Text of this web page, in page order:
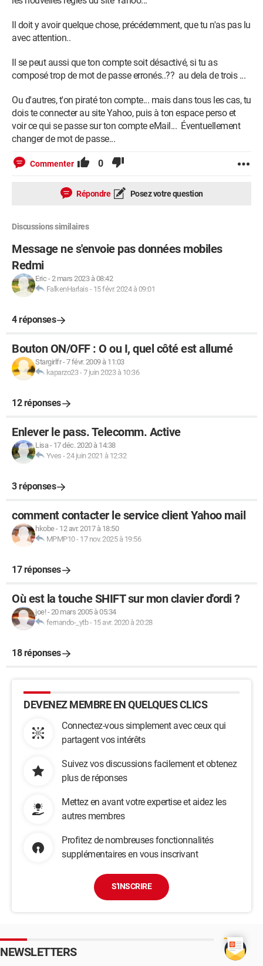
Il doit y avoir quelque chose, précédemment, que tu n'as pas lu
avec attention..
Il se peut aussi que ton compte soit désactivé, si tu as
composé trop de mot de passe erronés..?? au dela de trois ...
Ou d'autres, t'on piraté ton compte... mais dans tous les cas, tu
dois te connecter au site Yahoo, puis à ton espace perso et
voir ce qui se passe sur ton compte eMail... Éventuellement
changer de mot de passe...
Commenter 0
Répondre Posez votre question
Discussions similaires
Message ne s'envoie pas données mobiles
Redmi
Eric -2 mars 2023 à 08:42
FalkenHarlais - 15 févr. 2024 à 09:01
4 réponses
Bouton ON/OFF : O ou I, quel côté est allumé
Stargirlfr-7 févr. 2009 à 11:03
kaparzo23-7 juin 2023 à 10:36
12 réponses
Enlever le pass. Telecomm. Active
Lisa- 17 déc. 2020 à 14:38
Yves -24 juin 2021 à 12:32
3 réponses
comment contacter le service client Yahoo mail
hkobe- 12 avr. 2017 à 18:50
MPMP10- 17 nov. 2025 à 19:56
17 réponses
Où est la touche SHIFT sur mon clavier d'ordi ?
joe!-20 mars 2005 à 05:34
fernando-_ytb- 15 avr. 2020 à 20:28
18 réponses
DEVENEZ MEMBRE EN QUELQUES CLICS
Connectez-vous simplement avec ceux qui
partagent vos intérêts
Suivez vos discussions facilement et obtenez
plus de réponses
Mettez en avant votre expertise et aidez les
autres membres
Profitez de nombreuses fonctionnalités
supplémentaires en vous inscrivant
S'INSCRIRE
NEWSLETTERS